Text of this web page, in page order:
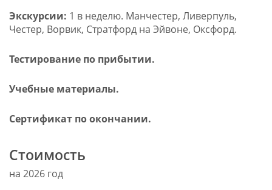
Экскурсии: 1 в неделю. Манчестер, Ливерпуль,
Честер, Ворвик, Стратфорд на Эйвоне, Оксфорд.
Тестирование по прибытии.
Учебные материалы.
Сертификат по окончании.
Стоимость
на 2026 год